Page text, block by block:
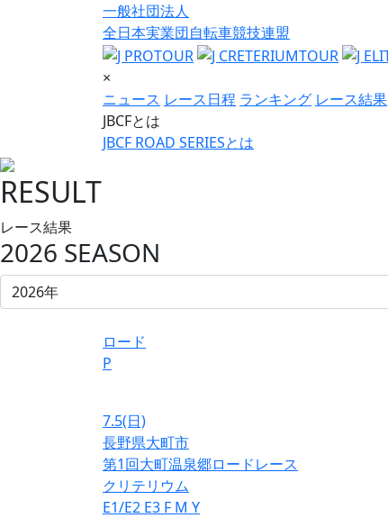
一般社団法人
全日本実業団自転車競技連盟
×
ニュース レース日程 ランキング レース結果
JBCFとは
JBCF ROAD SERIESとは
RESULT
レース結果
2026 SEASON
ロード
P
7.5(日)
長野県大町市
第1回大町温泉郷ロードレース
クリテリウム
E1/E2 E3 F M Y